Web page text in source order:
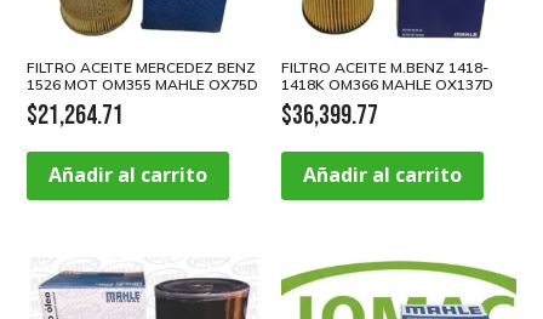
FILTRO ACEITE MERCEDEZ BENZ
1526 MOT OM355 MAHLE OX75D
$21,264.71
Añadir al carrito
FILTRO ACEITE M.BENZ 1418-
1418K OM366 MAHLE OX137D
$36,399.77
Añadir al carrito